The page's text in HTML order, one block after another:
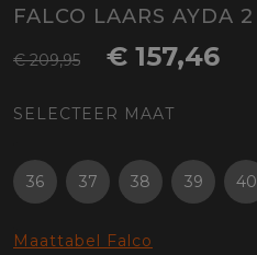
FALCO LAARS AYDA 2
€ 209,95 € 157,46
SELECTEER MAAT
36 37 38 39 40
Maattabel Falco